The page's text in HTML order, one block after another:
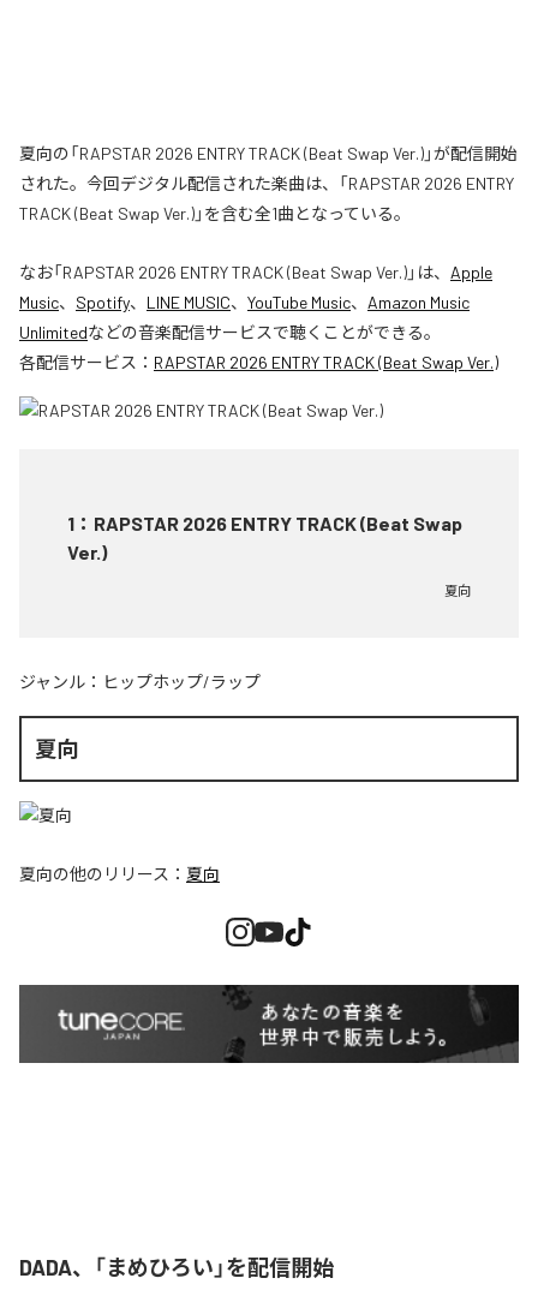
夏向の「RAPSTAR 2026 ENTRY TRACK (Beat Swap Ver.)」が配信開始
された。今回デジタル配信された楽曲は、「RAPSTAR 2026 ENTRY
TRACK (Beat Swap Ver.)」を含む全1曲となっている。
なお「RAPSTAR 2026 ENTRY TRACK (Beat Swap Ver.)」は、 Apple
Music、 Spotify、 LINE MUSIC、 YouTube Music、 Amazon Music
Unlimitedなどの音楽配信サービスで聴くことができる。
各配信サービス： RAPSTAR 2026 ENTRY TRACK (Beat Swap Ver.)
1 ： RAPSTAR 2026 ENTRY TRACK (Beat Swap
Ver.)
夏向
ジャンル： ヒップホップ/ラップ
夏向
夏向の他のリリース： 夏向
DADA、「まめひろい」を配信開始